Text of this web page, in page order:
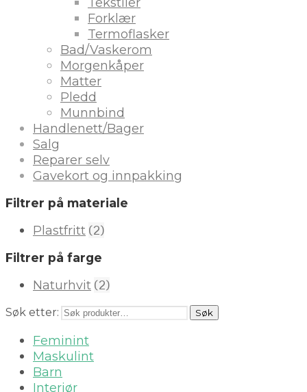
Forklær
Termoflasker
Bad/Vaskerom
Morgenkåper
Matter
Pledd
Munnbind
Handlenett/Bager
Salg
Reparer selv
Gavekort og innpakking
Filtrer på materiale
Plastfritt (2)
Filtrer på farge
Naturhvit (2)
Søk etter: Søk
Feminint
Maskulint
Barn
Interiør